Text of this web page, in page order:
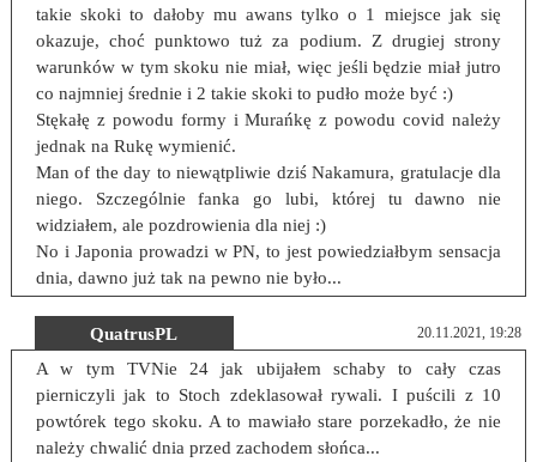
takie skoki to dałoby mu awans tylko o 1 miejsce jak się
okazuje, choć punktowo tuż za podium. Z drugiej strony
warunków w tym skoku nie miał, więc jeśli będzie miał jutro
co najmniej średnie i 2 takie skoki to pudło może być :)
Stękałę z powodu formy i Murańkę z powodu covid należy
jednak na Rukę wymienić.
Man of the day to niewątpliwie dziś Nakamura, gratulacje dla
niego. Szczególnie fanka go lubi, której tu dawno nie
widziałem, ale pozdrowienia dla niej :)
No i Japonia prowadzi w PN, to jest powiedziałbym sensacja
dnia, dawno już tak na pewno nie było...
QuatrusPL 20.11.2021, 19:28
A w tym TVNie 24 jak ubijałem schaby to cały czas
pierniczyli jak to Stoch zdeklasował rywali. I puścili z 10
powtórek tego skoku. A to mawiało stare porzekadło, że nie
należy chwalić dnia przed zachodem słońca...